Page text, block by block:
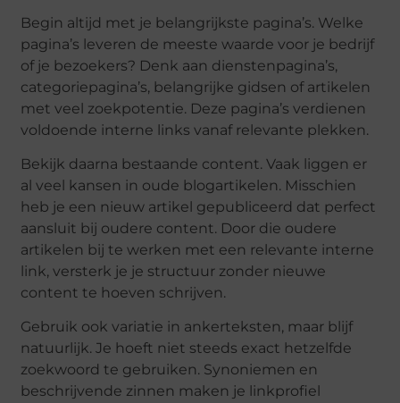
Begin altijd met je belangrijkste pagina’s. Welke
pagina’s leveren de meeste waarde voor je bedrijf
of je bezoekers? Denk aan dienstenpagina’s,
categoriepagina’s, belangrijke gidsen of artikelen
met veel zoekpotentie. Deze pagina’s verdienen
voldoende interne links vanaf relevante plekken.
Bekijk daarna bestaande content. Vaak liggen er
al veel kansen in oude blogartikelen. Misschien
heb je een nieuw artikel gepubliceerd dat perfect
aansluit bij oudere content. Door die oudere
artikelen bij te werken met een relevante interne
link, versterk je je structuur zonder nieuwe
content te hoeven schrijven.
Gebruik ook variatie in ankerteksten, maar blijf
natuurlijk. Je hoeft niet steeds exact hetzelfde
zoekwoord te gebruiken. Synoniemen en
beschrijvende zinnen maken je linkprofiel